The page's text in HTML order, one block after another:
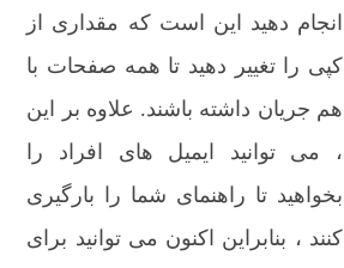
انجام دهید این است که مقداری از
کپی را تغییر دهید تا همه صفحات با
هم جریان داشته باشند. علاوه بر این
، می توانید ایمیل های افراد را
بخواهید تا راهنمای شما را بارگیری
کنند ، بنابراین اکنون می توانید برای